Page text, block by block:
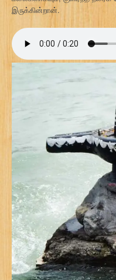
இருக்கின்றான்.